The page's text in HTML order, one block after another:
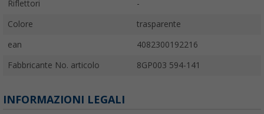
Riflettori -
Colore trasparente
ean 4082300192216
Fabbricante No. articolo 8GP003 594-141
INFORMAZIONI LEGALI